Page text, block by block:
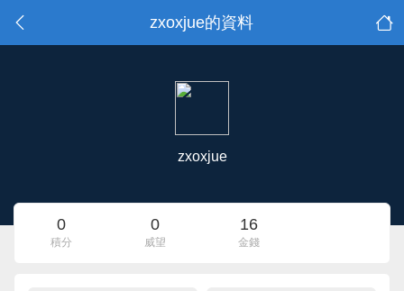
zxoxjue的資料
zxoxjue
0
積分
0
威望
16
金錢